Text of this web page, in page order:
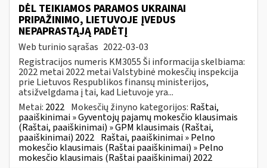
DĖL TEIKIAMOS PARAMOS UKRAINAI
PRIPAŽINIMO, LIETUVOJE ĮVEDUS
NEPAPRASTĄJĄ PADĖTĮ
Web turinio sąrašas 2022-03-03
Registracijos numeris KM3055 Ši informacija skelbiama:
2022 metai 2022 metai Valstybinė mokesčių inspekcija
prie Lietuvos Respublikos finansų ministerijos,
atsižvelgdama į tai, kad Lietuvoje yra...
Metai: 2022 Mokesčių žinyno kategorijos: Raštai,
paaiškinimai » Gyventojų pajamų mokesčio klausimais
(Raštai, paaiškinimai) » GPM klausimais (Raštai,
paaiškinimai) 2022 Raštai, paaiškinimai » Pelno
mokesčio klausimais (Raštai paaiškinimai) » Pelno
mokesčio klausimais (Raštai paaiškinimai) 2022